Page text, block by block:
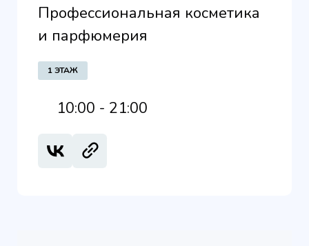
Профессиональная косметика
и парфюмерия
1 ЭТАЖ
10:00 - 21:00